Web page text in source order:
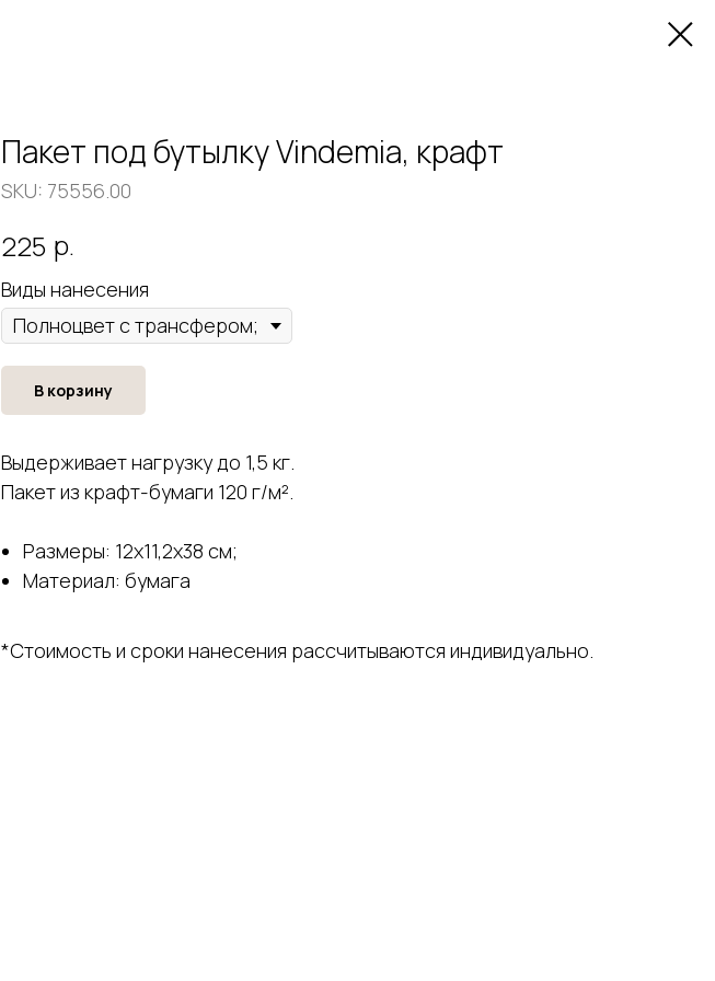
Пакет под бутылку Vindemia, крафт
SKU: 75556.00
225 р.
Виды нанесения
В корзину
Выдерживает нагрузку до 1,5 кг.
Пакет из крафт-бумаги 120 г/м².
Размеры: 12х11,2х38 см;
Материал: бумага
*Стоимость и сроки нанесения рассчитываются индивидуально.